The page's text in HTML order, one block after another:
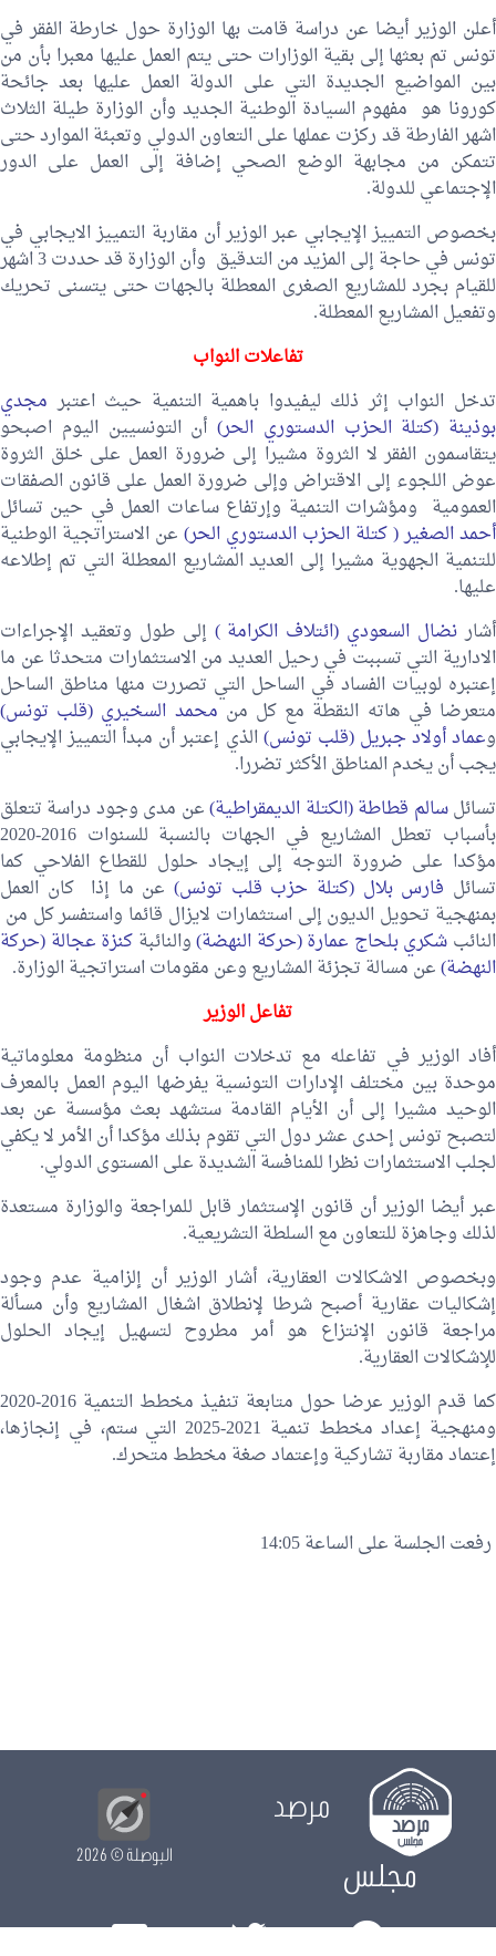
أعلن الوزير أيضا عن دراسة قامت بها الوزارة حول خارطة الفقر في
تونس تم بعثها إلى بقية الوزارات حتى يتم العمل عليها معبرا بأن من
بين المواضيع الجديدة التي على الدولة العمل عليها بعد جائحة
كورونا هو مفهوم السيادة الوطنية الجديد وأن الوزارة طيلة الثلاث
اشهر الفارطة قد ركزت عملها على التعاون الدولي وتعبئة الموارد حتى
تتمكن من مجابهة الوضع الصحي إضافة إلى العمل على الدور
الإجتماعي للدولة.
بخصوص التمييز الإيجابي عبر الوزير أن مقاربة التمييز الايجابي في
تونس في حاجة إلى المزيد من التدقيق وأن الوزارة قد حددت 3 اشهر
للقيام بجرد للمشاريع الصغرى المعطلة بالجهات حتى يتسنى تحريك
وتفعيل المشاريع المعطلة.
تفاعلات النواب
تدخل النواب إثر ذلك ليفيدوا باهمية التنمية حيث اعتبر مجدي
بوذينة (كتلة الحزب الدستوري الحر) أن التونسيين اليوم اصبحو
يتقاسمون الفقر لا الثروة مشيرا إلى ضرورة العمل على خلق الثروة
عوض اللجوء إلى الاقتراض وإلى ضرورة العمل على قانون الصفقات
العمومية ومؤشرات التنمية وإرتفاع ساعات العمل في حين تسائل
أحمد الصغير ( كتلة الحزب الدستوري الحر) عن الاستراتجية الوطنية
للتنمية الجهوية مشيرا إلى العديد المشاريع المعطلة التي تم إطلاعه
عليها.
أشار نضال السعودي (ائتلاف الكرامة ) إلى طول وتعقيد الإجراءات
الادارية التي تسببت في رحيل العديد من الاستثمارات متحدثا عن ما
إعتبره لوبيات الفساد في الساحل التي تصررت منها مناطق الساحل
متعرضا في هاته النقطة مع كل من محمد السخيري (قلب تونس)
وعماد أولاد جبريل (قلب تونس)الذي إعتبر أن مبدأ التمييز الإيجابي
يجب أن يخدم المناطق الأكثر تضررا.
تسائلسالم قطاطة (الكتلة الديمقراطية)عن مدى وجود دراسة تتعلق
بأسباب تعطل المشاريع في الجهات بالنسبة للسنوات 2016-2020
مؤكدا على ضرورة التوجه إلى إيجاد حلول للقطاع الفلاحي كما
تسائل فارس بلال (كتلة حزب قلب تونس) عن ما إذا كان العمل
بمنهجية تحويل الديون إلى استثمارات لايزال قائما واستفسر كل من
النائب شكري بلحاج عمارة (حركة النهضة)والنائبة كنزة عجالة (حركة
النهضة)عن مسالة تجزئة المشاريع وعن مقومات استراتجية الوزارة.
تفاعل الوزير
أفاد الوزير في تفاعله مع تدخلات النواب أن منظومة معلوماتية
موحدة بين مختلف الإدارات التونسية يفرضها اليوم العمل بالمعرف
الوحيد مشيرا إلى أن الأيام القادمة ستشهد بعث مؤسسة عن بعد
لتصبح تونس إحدى عشر دول التي تقوم بذلك مؤكدا أن الأمر لا يكفي
لجلب الاستثمارات نظرا للمنافسة الشديدة على المستوى الدولي.
عبر أيضا الوزير أن قانون الإستثمار قابل للمراجعة والوزارة مستعدة
لذلك وجاهزة للتعاون مع السلطة التشريعية.
وبخصوص الاشكالات العقارية، أشار الوزير أن إلزامية عدم وجود
إشكاليات عقارية أصبح شرطا لإنطلاق اشغال المشاريع وأن مسألة
مراجعة قانون الإنتزاع هو أمر مطروح لتسهيل إيجاد الحلول
للإشكالات العقارية.
كما قدم الوزير عرضا حول متابعة تنفيذ مخطط التنمية 2016-2020
ومنهجية إعداد مخطط تنمية 2021-2025 التي ستم، في إنجازها،
إعتماد مقاربة تشاركية وإعتماد صغة مخطط متحرك.
رفعت الجلسة على الساعة 14:05
مرصد
مجلس
البوصلة© 2026